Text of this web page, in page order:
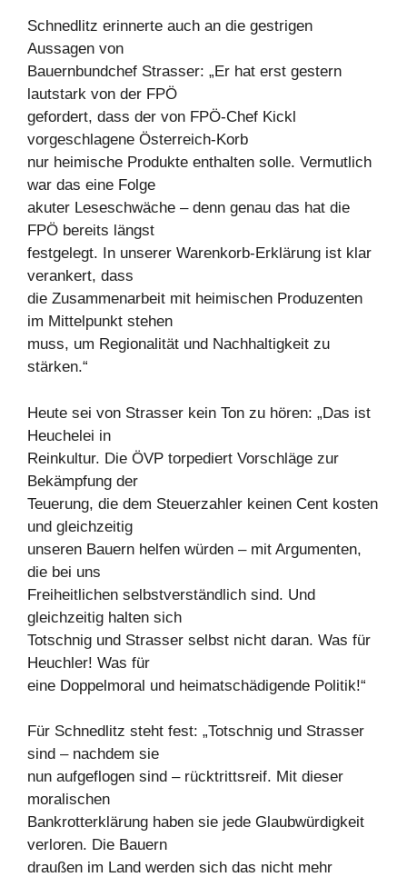
Schnedlitz erinnerte auch an die gestrigen
Aussagen von
Bauernbundchef Strasser: „Er hat erst gestern
lautstark von der FPÖ
gefordert, dass der von FPÖ-Chef Kickl
vorgeschlagene Österreich-Korb
nur heimische Produkte enthalten solle. Vermutlich
war das eine Folge
akuter Leseschwäche – denn genau das hat die
FPÖ bereits längst
festgelegt. In unserer Warenkorb-Erklärung ist klar
verankert, dass
die Zusammenarbeit mit heimischen Produzenten
im Mittelpunkt stehen
muss, um Regionalität und Nachhaltigkeit zu
stärken.“
Heute sei von Strasser kein Ton zu hören: „Das ist
Heuchelei in
Reinkultur. Die ÖVP torpediert Vorschläge zur
Bekämpfung der
Teuerung, die dem Steuerzahler keinen Cent kosten
und gleichzeitig
unseren Bauern helfen würden – mit Argumenten,
die bei uns
Freiheitlichen selbstverständlich sind. Und
gleichzeitig halten sich
Totschnig und Strasser selbst nicht daran. Was für
Heuchler! Was für
eine Doppelmoral und heimatschädigende Politik!“
Für Schnedlitz steht fest: „Totschnig und Strasser
sind – nachdem sie
nun aufgeflogen sind – rücktrittsreif. Mit dieser
moralischen
Bankrotterklärung haben sie jede Glaubwürdigkeit
verloren. Die Bauern
draußen im Land werden sich das nicht mehr